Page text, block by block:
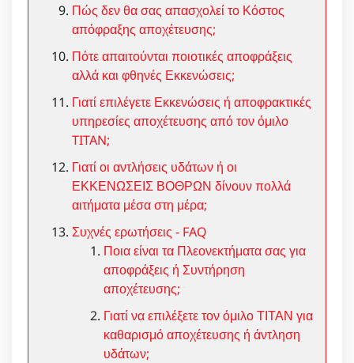
Πώς δεν θα σας απασχολεί το Κόστος
απόφραξης αποχέτευσης;
Πότε απαιτούνται ποιοτικές αποφράξεις
αλλά και φθηνές Εκκενώσεις;
Γιατί επιλέγετε Εκκενώσεις ή αποφρακτικές
υπηρεσίες αποχέτευσης από τον όμιλο
TITAN;
Γιατί οι αντλήσεις υδάτων ή οι
ΕΚΚΕΝΩΣΕΙΣ ΒΟΘΡΩΝ δίνουν πολλά
αιτήματα μέσα στη μέρα;
Συχνές ερωτήσεις - FAQ
Ποια είναι τα Πλεονεκτήματα σας για
αποφράξεις ή Συντήρηση
αποχέτευσης;
Γιατί να επιλέξετε τον όμιλο ΤΙΤΑΝ για
καθαρισμό αποχέτευσης ή άντληση
υδάτων;